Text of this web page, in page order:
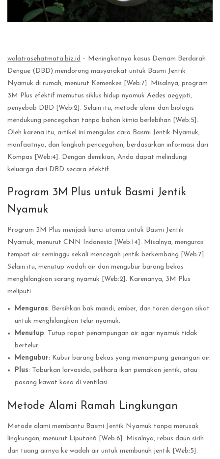
walatrasehatmata.biz.id – Meningkatnya kasus Demam Berdarah
Dengue (DBD) mendorong masyarakat untuk Basmi Jentik
Nyamuk di rumah, menurut Kemenkes [Web:7]. Misalnya, program
3M Plus efektif memutus siklus hidup nyamuk Aedes aegypti,
penyebab DBD [Web:2]. Selain itu, metode alami dan biologis
mendukung pencegahan tanpa bahan kimia berlebihan [Web:5].
Oleh karena itu, artikel ini mengulas cara Basmi Jentik Nyamuk,
manfaatnya, dan langkah pencegahan, berdasarkan informasi dari
Kompas [Web:4]. Dengan demikian, Anda dapat melindungi
keluarga dari DBD secara efektif.
Program 3M Plus untuk Basmi Jentik
Nyamuk
Program 3M Plus menjadi kunci utama untuk Basmi Jentik
Nyamuk, menurut CNN Indonesia [Web:14]. Misalnya, menguras
tempat air seminggu sekali mencegah jentik berkembang [Web:7].
Selain itu, menutup wadah air dan mengubur barang bekas
menghilangkan sarang nyamuk [Web:2]. Karenanya, 3M Plus
meliputi:
Menguras: Bersihkan bak mandi, ember, dan toren dengan sikat
untuk menghilangkan telur nyamuk.
Menutup: Tutup rapat penampungan air agar nyamuk tidak
bertelur.
Mengubur: Kubur barang bekas yang menampung genangan air.
Plus: Taburkan larvasida, pelihara ikan pemakan jentik, atau
pasang kawat kasa di ventilasi.
Metode Alami Ramah Lingkungan
Metode alami membantu Basmi Jentik Nyamuk tanpa merusak
lingkungan, menurut Liputan6 [Web:6]. Misalnya, rebus daun sirih
dan tuang airnya ke wadah air untuk membunuh jentik [Web:5].